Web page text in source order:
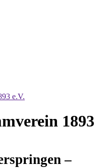
1893
–